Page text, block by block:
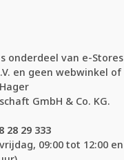
onderdeel van e-Stores
en geen webwinkel of
GmbH & Co. KG.
28 29 333
09:00 tot 12:00 en